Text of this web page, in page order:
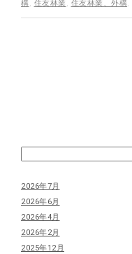
構, 住友林業 , 住友林業、外構,
2026年7月
2026年6月
2026年4月
2026年2月
2025年12月